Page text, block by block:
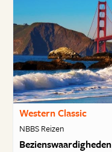
Western Classic
NBBS Reizen
Bezienswaardigheden